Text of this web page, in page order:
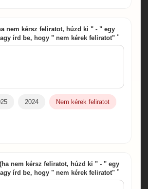
nem kérsz feliratot, húzd ki " - " egy
írd be, hogy " nem kérek feliratot" *
2024 Nem kérek feliratot
nem kérsz feliratot, húzd ki " - " egy
írd be, hogy " nem kérek feliratot" *